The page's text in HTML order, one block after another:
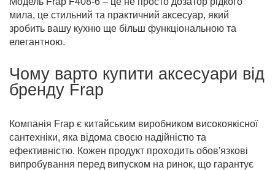
мила, це стильний та практичний аксесуар, який
зробить вашу кухню ще більш функціональною та
елегантною.
Чому варто купити аксесуари від
бренду Frap
Компанія Frap є китайським виробником високоякісної
сантехніки, яка відома своєю надійністю та
ефективністю. Кожен продукт проходить обов'язкові
випробування перед випуском на ринок, що гарантує